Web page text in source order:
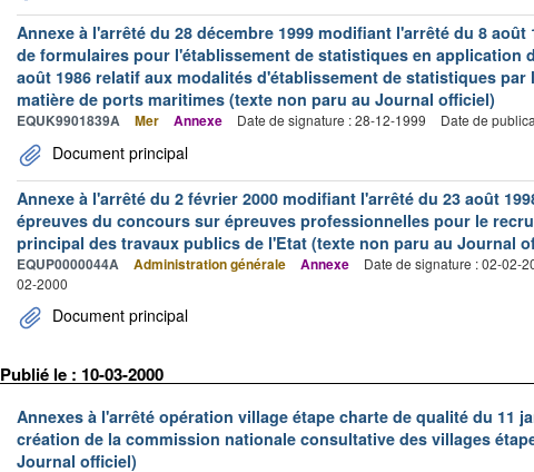
Annexe à l'arrêté du 28 décembre 1999 modifiant l'arrêté du 8 août
de formulaires pour l'établissement de statistiques en application
août 1986 relatif aux modalités d'établissement de statistiques
matière de ports maritimes (texte non paru au Journal officiel)
EQUK9901839A Mer Annexe Date de signature : 28-12-1999 Date de
Document principal
Annexe à l'arrêté du 2 février 2000 modifiant l'arrêté du 23 août
épreuves du concours sur épreuves professionnelles pour le
principal des travaux publics de l'Etat (texte non paru au Journal
EQUP0000044A Administration générale Annexe Date de signature : 02-02-
02-2000
Document principal
Publié le : 10-03-2000
Annexes à l'arrêté opération village étape charte de qualité du 11
création de la commission nationale consultative des villages
Journal officiel)